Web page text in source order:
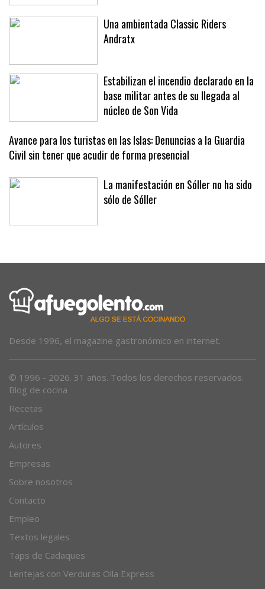
a la empatía: «Entiendo la
frustración»
Una ambientada Classic Riders
Estabilizan el incendio declarado en la
base militar antes de su llegada al
núcleo de Son Vida
Avance para los turistas en las Islas: Denuncias a la Guardia
Civil sin tener que acudir de forma presencial
La manifestación en Sóller no ha sido
Blog de cocina
Recetas
Artículos
Autores
Empresas
Sobre nosotros
Contacto
Empleo
Textos legales
Taps de Cadaques